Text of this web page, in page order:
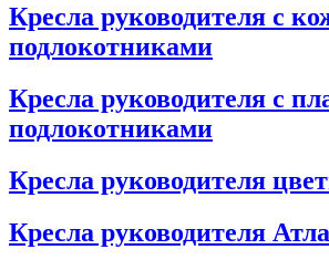
Кресла руководителя с
подлокотниками
Кресла руководителя с
подлокотниками
Кресла руководителя
Кресла руководителя